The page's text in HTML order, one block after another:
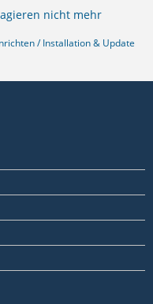
nicht mehr
/ Installation & Update